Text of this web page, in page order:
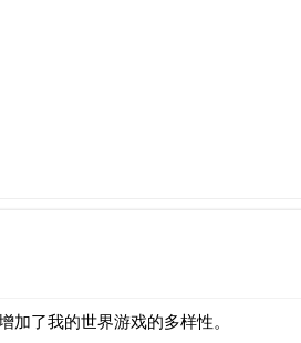
了我的世界游戏的多样性。